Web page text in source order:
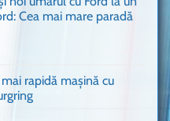
Cea mai mare paradă
mai rapidă mașină cu